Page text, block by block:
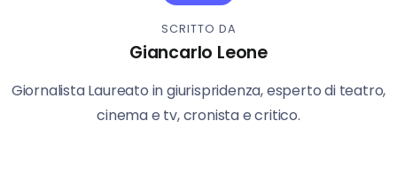
SCRITTO DA
Giancarlo Leone
Giornalista Laureato in giurispridenza, esperto di teatro,
cinema e tv, cronista e critico.